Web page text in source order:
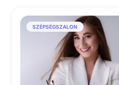
SZÉPSÉGSZALON